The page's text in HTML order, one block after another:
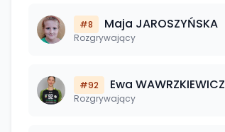
#8 Maja JAROSZYŃSKA
Rozgrywający
#92 Ewa WAWRZKIEWICZ
Rozgrywający